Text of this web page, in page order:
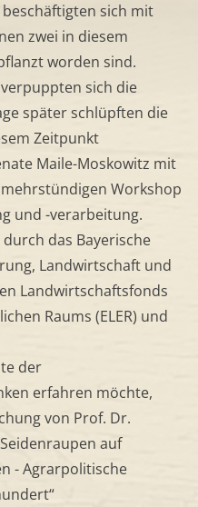
sich mit
zwei in diesem
worden sind.
sich die
später schlüpften die
Zeitpunkt
Maile-Moskowitz mit
Workshop
und -verarbeitung.
das Bayerische
Landwirtschaft und
Landwirtschaftsfonds
Raums (ELER) und
der
erfahren möchte,
von Prof. Dr.
auf
- Agrarpolitische